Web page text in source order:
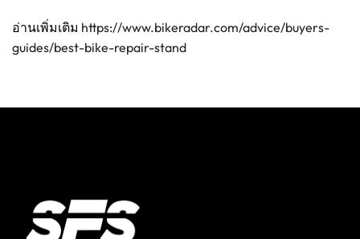
อ่านเพิ่มเติม https://www.bikeradar.com/advice/buyers-
guides/best-bike-repair-stand